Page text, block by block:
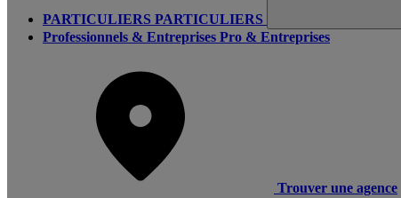
PARTICULIERS PARTICULIERS
Professionnels & Entreprises Pro & Entreprises
Trouver une agence